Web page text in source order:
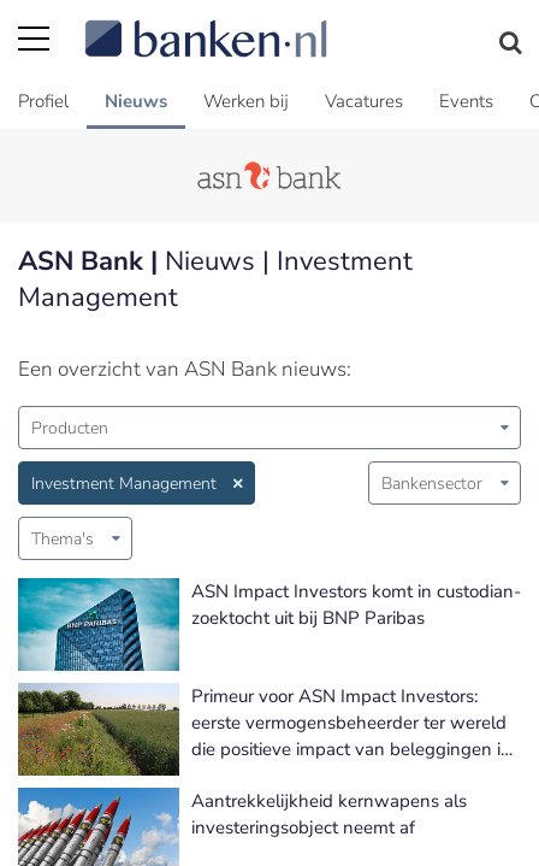
Profiel Nieuws Werken bij Vacatures Events
ASN Bank | Nieuws | Investment
Management
Een overzicht van ASN Bank nieuws:
Producten
Investment Management Bankensector
Thema's
ASN Impact Investors komt in custodian-
zoektocht uit bij BNP Paribas
Primeur voor ASN Impact Investors:
eerste vermogensbeheerder ter wereld
die positieve impact van beleggingen in
Aantrekkelijkheid kernwapens als
investeringsobject neemt af